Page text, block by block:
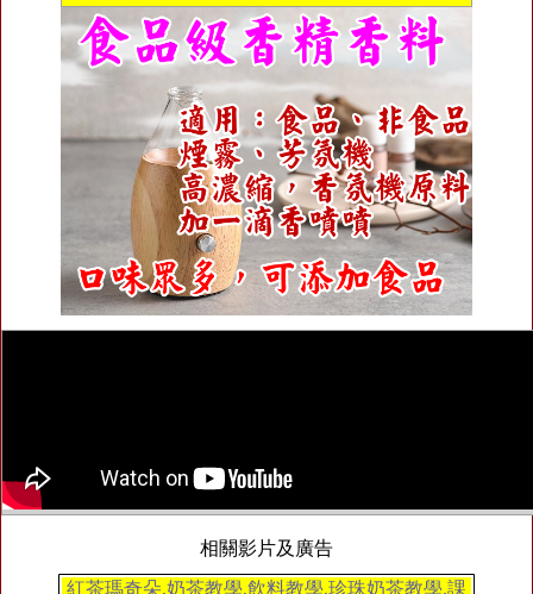
相關影片及廣告
紅茶瑪奇朵,奶茶教學,飲料教學,珍珠奶茶教學,課